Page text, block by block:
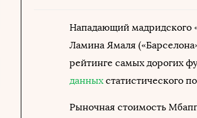
Нападающий мадридского
Ламина Ямаля
рейтинге самых дорогих
данныхстатистического
Рыночная стоимость